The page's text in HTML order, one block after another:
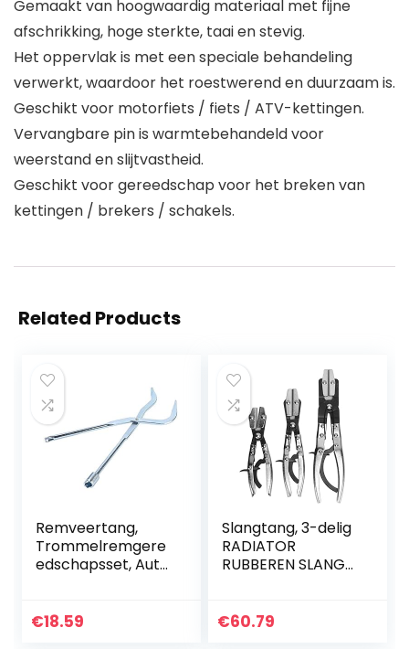
Gemaakt van hoogwaardig materiaal met fijne
afschrikking, hoge sterkte, taai en stevig.
Het oppervlak is met een speciale behandeling
verwerkt, waardoor het roestwerend en duurzaam is.
Geschikt voor motorfiets / fiets / ATV-kettingen.
Vervangbare pin is warmtebehandeld voor
weerstand en slijtvastheid.
Geschikt voor gereedschap voor het breken van
kettingen / brekers / schakels.
Related Products
Remveertang,
Trommelremgere
edschapsset, Auto
Installatietang
€18.59
Slangtang, 3-delig
RADIATOR
RUBBEREN SLANG
Automobiel
€60.79